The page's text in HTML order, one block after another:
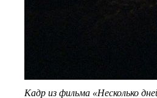
Кадр из фильма «Несколько